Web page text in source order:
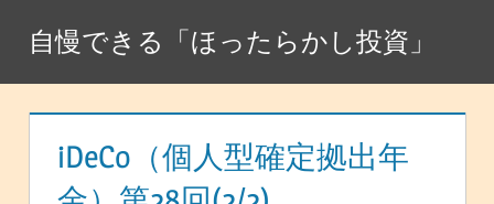
テ
自慢できる「ほったらかし投資」
iDeCo（個人型確定拠出年